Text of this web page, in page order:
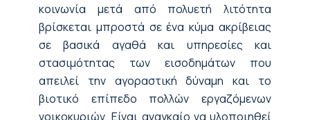
κοινωνία μετά από πολυετή λιτότητα
βρίσκεται μπροστά σε ένα κύμα ακρίβειας
σε βασικά αγαθά και υπηρεσίες και
στασιμότητας των εισοδημάτων που
απειλεί την αγοραστική δύναμη και το
βιοτικό επίπεδο πολλών εργαζόμενων
νοικοκυριών. Είναι αναγκαίο να υλοποιηθεί